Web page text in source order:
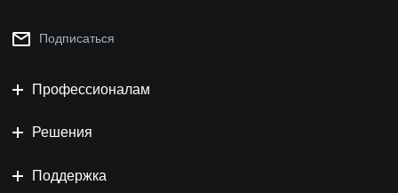
Подписаться
Профессионалам
Решения
Поддержка